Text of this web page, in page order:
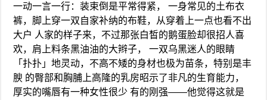
一动一言一行：装束倒是平常得紧， 一身常见的土布衣
裤，脚上穿一双自家补纳的布鞋，从穿着上一点也看不出
大户 人家的样子来，不过那张白皙的鹅蛋脸却很招人喜
欢，肩上料条黑油油的大辫子， 一双乌黑迷人的眼睛
「扑扑」地灵动，不高不矮的身材也极为苗条，特别是丰
腴 的臀部和胸脯上高隆的乳房昭示了非凡的生育能力，
厚实的嘴唇有一种女性很少 有的刚强——他觉得这就是